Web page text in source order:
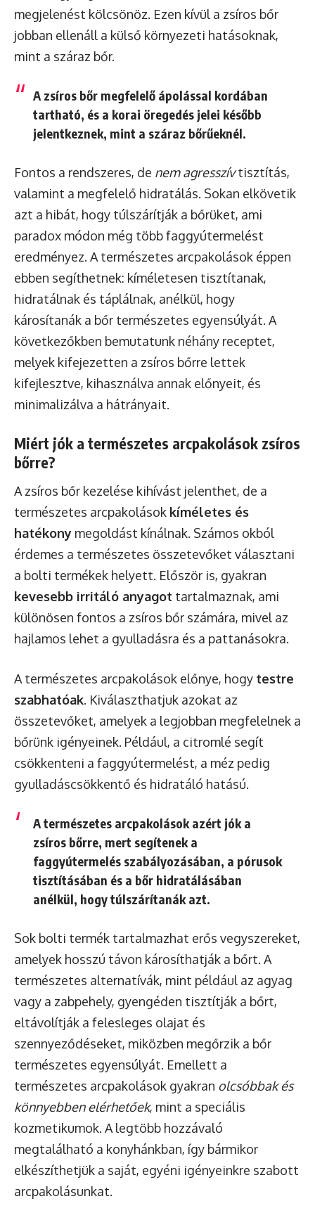
megjelenést kölcsönöz. Ezen kívül a zsíros bőr
jobban ellenáll a külső környezeti hatásoknak,
mint a száraz bőr.
A zsíros bőr megfelelő ápolással kordában
tartható, és a korai öregedés jelei később
jelentkeznek, mint a száraz bőrűeknél.
Fontos a rendszeres, de nem agresszívtisztítás,
valamint a megfelelő hidratálás. Sokan elkövetik
azt a hibát, hogy túlszárítják a bőrüket, ami
paradox módon még több faggyútermelést
eredményez. A természetes arcpakolások éppen
ebben segíthetnek: kíméletesen tisztítanak,
hidratálnak és táplálnak, anélkül, hogy
károsítanák a bőr természetes egyensúlyát. A
következőkben bemutatunk néhány receptet,
melyek kifejezetten a zsíros bőrre lettek
kifejlesztve, kihasználva annak előnyeit, és
minimalizálva a hátrányait.
Miért jók a természetes arcpakolások zsíros
bőrre?
A zsíros bőr kezelése kihívást jelenthet, de a
természetes arcpakolások kíméletes és
hatékony megoldást kínálnak. Számos okból
érdemes a természetes összetevőket választani
a bolti termékek helyett. Először is, gyakran
kevesebb irritáló anyagot tartalmaznak, ami
különösen fontos a zsíros bőr számára, mivel az
hajlamos lehet a gyulladásra és a pattanásokra.
A természetes arcpakolások előnye, hogy testre
szabhatóak. Kiválaszthatjuk azokat az
összetevőket, amelyek a legjobban megfelelnek a
bőrünk igényeinek. Például, a citromlé segít
csökkenteni a faggyútermelést, a méz pedig
gyulladáscsökkentő és hidratáló hatású.
A természetes arcpakolások azért jók a
zsíros bőrre, mert segítenek a
faggyútermelés szabályozásában, a pórusok
tisztításában és a bőr hidratálásában
anélkül, hogy túlszárítanák azt.
Sok bolti termék tartalmazhat erős vegyszereket,
amelyek hosszú távon károsíthatják a bőrt. A
természetes alternatívák, mint például az agyag
vagy a zabpehely, gyengéden tisztítják a bőrt,
eltávolítják a felesleges olajat és
szennyeződéseket, miközben megőrzik a bőr
természetes egyensúlyát. Emellett a
természetes arcpakolások gyakran olcsóbbak és
könnyebben elérhetőek, mint a speciális
kozmetikumok. A legtöbb hozzávaló
megtalálható a konyhánkban, így bármikor
elkészíthetjük a saját, egyéni igényeinkre szabott
arcpakolásunkat.